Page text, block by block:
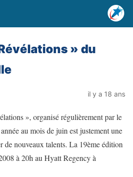
» du
il y a 18 ans
», organisé régulièrement par le
au mois de juin est justement une
de nouveaux talents. La 19ème édition
à 20h au Hyatt Regency à